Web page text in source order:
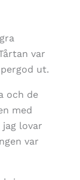
var
ut.
och de
med
lovar
var